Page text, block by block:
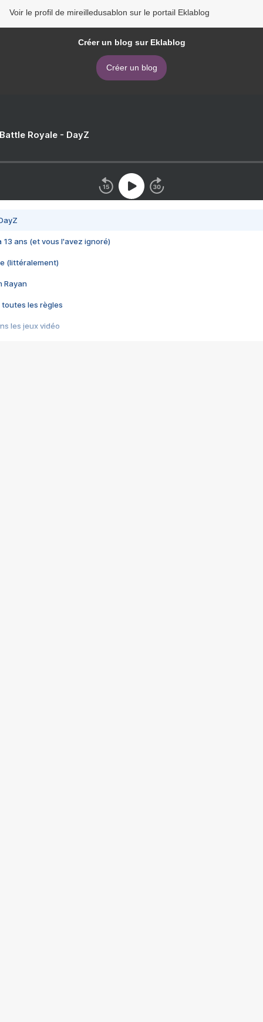
Voir le profil de mireilledusablon sur le portail Eklablog
Créer un blog sur Eklablog
Créer un blog
Royale - DayZ
13 ans (et vous l'avez ignoré)
(littéralement)
Rayan
toutes les règles
les jeux vidéo